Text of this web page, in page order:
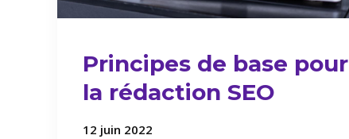
Principes de base pour
la rédaction SEO
12 juin 2022